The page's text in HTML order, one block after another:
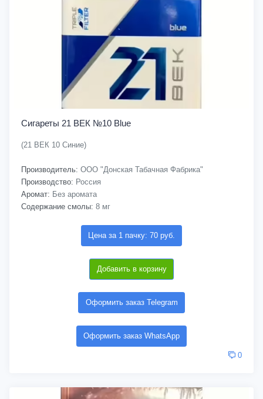
Сигареты 21 ВЕК №10 Blue
(21 ВЕК 10 Синие)
Производитель: ООО "Донская Табачная Фабрика"
Производство: Россия
Аромат: Без аромата
Содержание смолы: 8 мг
Цена за 1 пачку: 70 руб.
Добавить в корзину
Оформить заказ Telegram
Оформить заказ WhatsApp
0